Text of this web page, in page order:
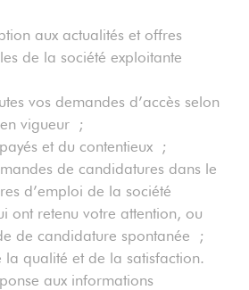
aux actualités et offres
de la société exploitante
vos demandes d’accès selon
vigueur ;
et du contentieux ;
de candidatures dans le
d’emploi de la société
ont retenu votre attention, ou
de candidature spontanée ;
la qualité et de la satisfaction.
aux informations